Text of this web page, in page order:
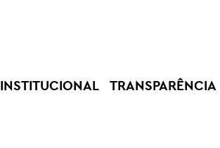
INSTITUCIONAL TRANSPARÊNCIA